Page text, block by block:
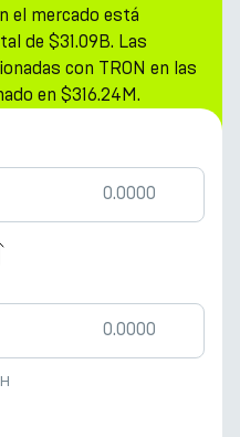
el mercado está
de $31.09B. Las
con TRON en las
en $316.24M.